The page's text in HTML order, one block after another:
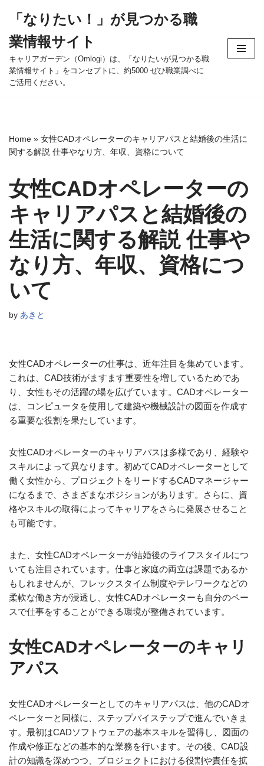
ン
テ
ン
ツ
ッ
プ
「なりたい！」が見つかる職
業情報サイト
キャリアガーデン（Omlogi）は、「なりたいが見つかる職
業情報サイト」をコンセプトに、約5000 ぜひ職業調べに
ご活用ください。
Home » 女性CADオペレーターのキャリアパスと結婚後の生活に
関する解説 仕事やなり方、年収、資格について
女性CADオペレーターの
キャリアパスと結婚後の
生活に関する解説 仕事や
なり方、年収、資格につ
いて
by あきと
女性CADオペレーターの仕事は、近年注目を集めています。
これは、CAD技術がますます重要性を増しているためであ
り、女性もその活躍の場を広げています。CADオペレーター
は、コンピュータを使用して建築や機械設計の図面を作成す
る重要な役割を果たしています。
女性CADオペレーターのキャリアパスは多様であり、経験や
スキルによって異なります。初めてCADオペレーターとして
働く女性から、プロジェクトをリードするCADマネージャー
になるまで、さまざまなポジションがあります。さらに、資
格やスキルの取得によってキャリアをさらに発展させること
も可能です。
また、女性CADオペレーターが結婚後のライフスタイルにつ
いても注目されています。仕事と家庭の両立は課題であるか
もしれませんが、フレックスタイム制度やテレワークなどの
柔軟な働き方が浸透し、女性CADオペレーターも自分のペー
スで仕事をすることができる環境が整備されています。
女性CADオペレーターのキャリ
アパス
女性CADオペレーターとしてのキャリアパスは、他のCADオ
ペレーターと同様に、ステップバイステップで進んでいきま
す。最初はCADソフトウェアの基本スキルを習得し、図面の
作成や修正などの基本的な業務を行います。その後、CAD設
計の知識を深めつつ、プロジェクトにおける役割や責任を拡